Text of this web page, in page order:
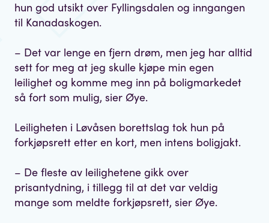
hun god utsikt over Fyllingsdalen og inngangen
til Kanadaskogen.
– Det var lenge en fjern drøm, men jeg har alltid
sett for meg at jeg skulle kjøpe min egen
leilighet og komme meg inn på boligmarkedet
så fort som mulig, sier Øye.
Leiligheten i Løvåsen borettslag tok hun på
forkjøpsrett etter en kort, men intens boligjakt.
– De fleste av leilighetene gikk over
prisantydning, i tillegg til at det var veldig
mange som meldte forkjøpsrett, sier Øye.